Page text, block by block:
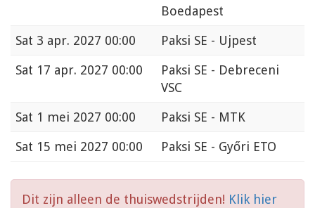
Boedapest
Sat 3 apr. 2027 00:00
Paksi SE - Ujpest
Sat 17 apr. 2027 00:00
Paksi SE - Debreceni
VSC
Sat 1 mei 2027 00:00
Paksi SE - MTK
Sat 15 mei 2027 00:00 Paksi SE - Győri ETO
Dit zijn alleen de thuiswedstrijden! Klik hier